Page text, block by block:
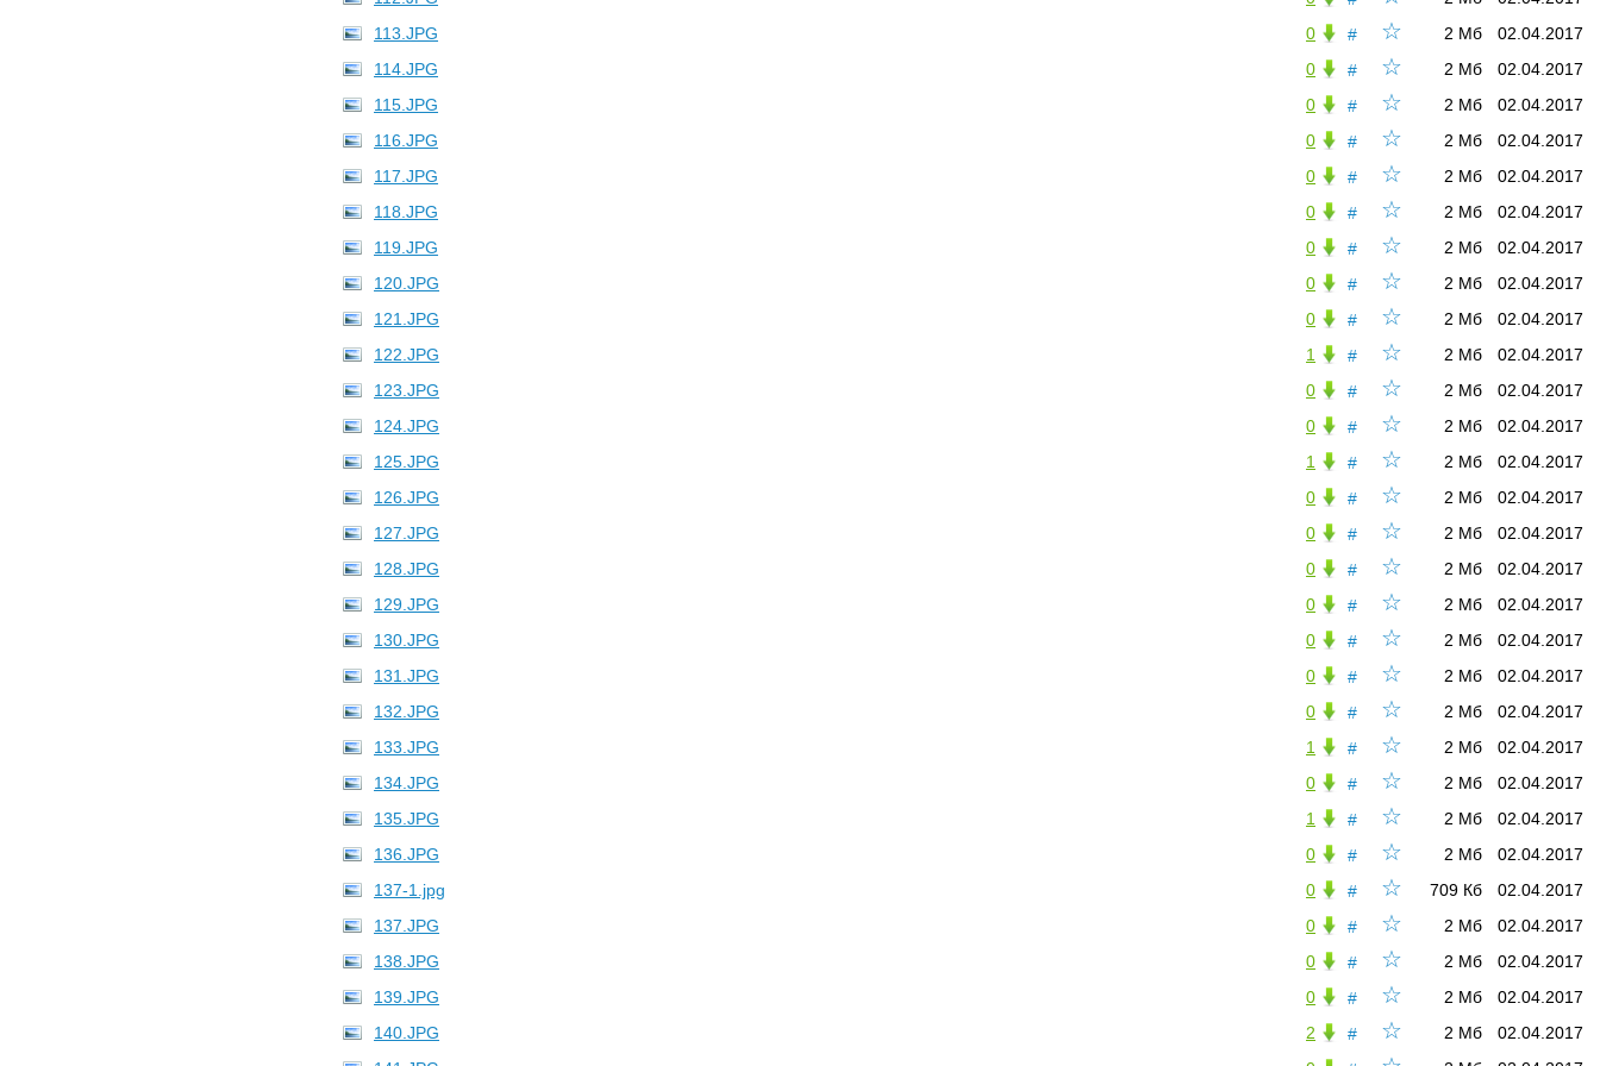
☆
# 02.04.2017
2 Мб
0
113.JPG
☆
# 02.04.2017
2 Мб
0
114.JPG
☆
# 02.04.2017
2 Мб
0
115.JPG
☆
# 02.04.2017
2 Мб
0
116.JPG
☆
# 02.04.2017
2 Мб
0
117.JPG
☆
# 02.04.2017
2 Мб
0
118.JPG
☆
# 02.04.2017
2 Мб
0
119.JPG
☆
# 02.04.2017
2 Мб
0
120.JPG
☆
# 02.04.2017
2 Мб
0
121.JPG
☆
# 02.04.2017
2 Мб
1
122.JPG
☆
# 02.04.2017
2 Мб
0
123.JPG
☆
# 02.04.2017
2 Мб
0
124.JPG
☆
# 02.04.2017
2 Мб
1
125.JPG
☆
# 02.04.2017
2 Мб
0
126.JPG
☆
# 02.04.2017
2 Мб
0
127.JPG
☆
# 02.04.2017
2 Мб
0
128.JPG
☆
# 02.04.2017
2 Мб
0
129.JPG
☆
# 02.04.2017
2 Мб
0
130.JPG
☆
# 02.04.2017
2 Мб
0
131.JPG
☆
# 02.04.2017
2 Мб
0
132.JPG
☆
# 02.04.2017
2 Мб
1
133.JPG
☆
# 02.04.2017
2 Мб
0
134.JPG
☆
# 02.04.2017
2 Мб
1
135.JPG
☆
# 02.04.2017
2 Мб
0
136.JPG
☆
# 02.04.2017
709 Кб
0
137-1.jpg
☆
# 02.04.2017
2 Мб
0
137.JPG
☆
# 02.04.2017
2 Мб
0
138.JPG
☆
# 02.04.2017
2 Мб
0
139.JPG
☆
# 02.04.2017
2 Мб
2
140.JPG